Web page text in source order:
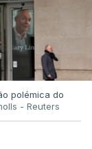
polémica do
- Reuters